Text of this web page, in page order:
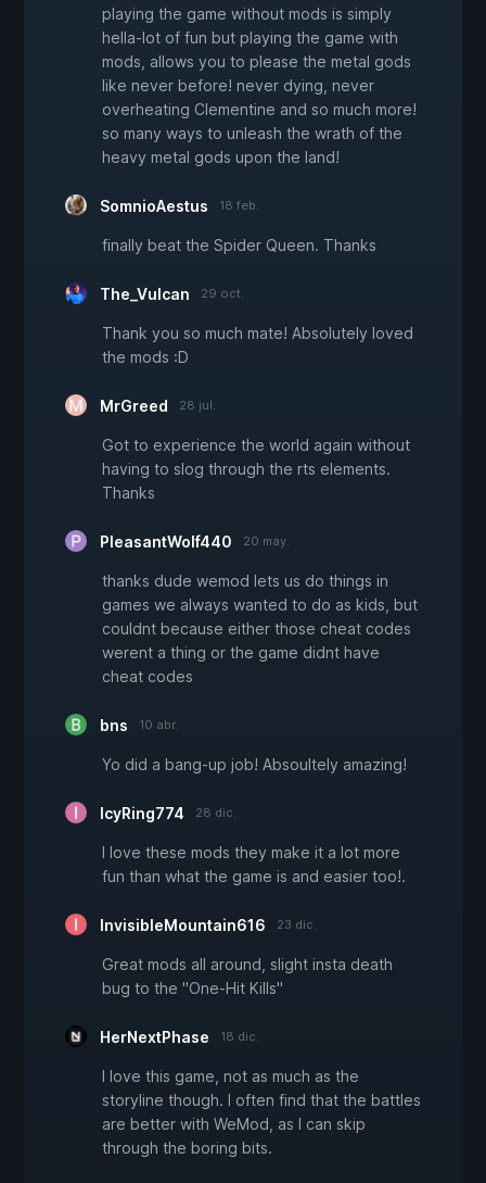
playing the game without mods is simply
hella-lot of fun but playing the game with
mods, allows you to please the metal gods
like never before! never dying, never
overheating Clementine and so much more!
so many ways to unleash the wrath of the
heavy metal gods upon the land!
SomnioAestus 18 feb.
finally beat the Spider Queen. Thanks
The_Vulcan 29 oct.
Thank you so much mate! Absolutely loved
the mods :D
MrGreed 28 jul.
Got to experience the world again without
having to slog through the rts elements.
Thanks
PleasantWolf440 20 may.
thanks dude wemod lets us do things in
games we always wanted to do as kids, but
couldnt because either those cheat codes
werent a thing or the game didnt have
cheat codes
bns 10 abr.
Yo did a bang-up job! Absoultely amazing!
IcyRing774 28 dic.
I love these mods they make it a lot more
fun than what the game is and easier too!.
InvisibleMountain616 23 dic.
Great mods all around, slight insta death
bug to the "One-Hit Kills"
HerNextPhase 18 dic.
I love this game, not as much as the
storyline though. I often find that the battles
are better with WeMod, as I can skip
through the boring bits.